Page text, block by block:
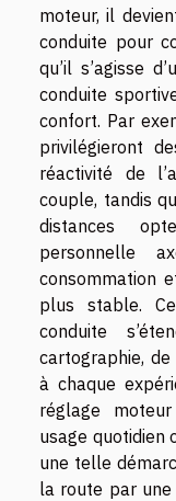
moteur, il
conduite pour
qu’il s’agisse
conduite
confort. Par
privilégieront
réactivité de
couple, tandis
distances
personnelle
consommation
plus stable.
conduite
cartographie,
à chaque
réglage
usage quotidien
une telle
la route par